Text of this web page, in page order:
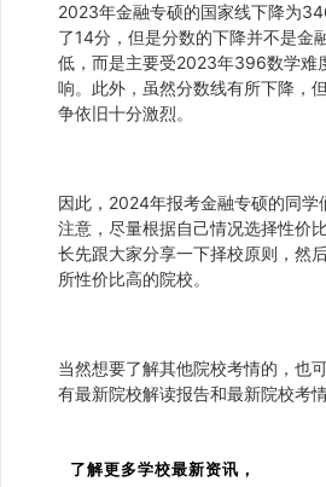
2023年金融专硕的国家线下降为
了14分，但是分数的下降并不是金
低，而是主要受2023年396数学难
响。此外，虽然分数线有所下降，
争依旧十分激烈。
因此，2024年报考金融专硕的同学
注意，尽量根据自己情况选择性价
长先跟大家分享一下择校原则，然
所性价比高的院校。
当然想要了解其他院校考情的，也
有最新院校解读报告和最新院校考
了解更多学校最新资讯，